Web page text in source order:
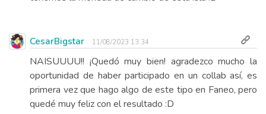
CesarBigstar 11/08/2023 13:34
NAISUUUU!! ¡Quedó muy bien! agradezco mucho la
oportunidad de haber participado en un collab así, es
primera vez que hago algo de este tipo en Faneo, pero
quedé muy feliz con el resultado :D